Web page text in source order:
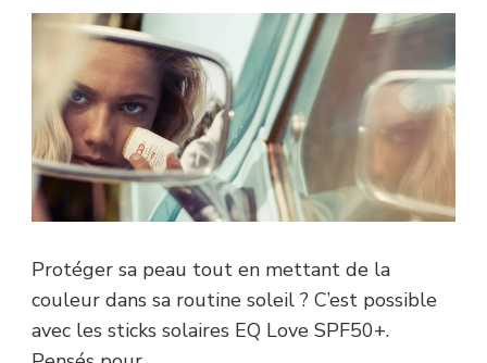
Protéger sa peau tout en mettant de la
couleur dans sa routine soleil ? C’est possible
avec les sticks solaires EQ Love SPF50+.